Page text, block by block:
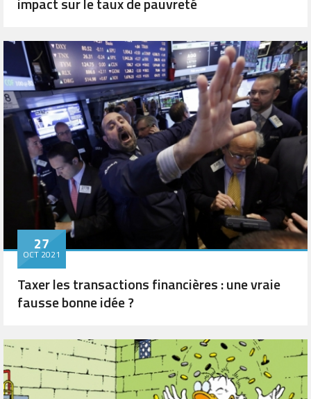
27
OCT 2021
Taxer les transactions financières : une vraie
fausse bonne idée ?